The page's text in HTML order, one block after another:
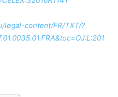
legal-content/FR/TXT/?